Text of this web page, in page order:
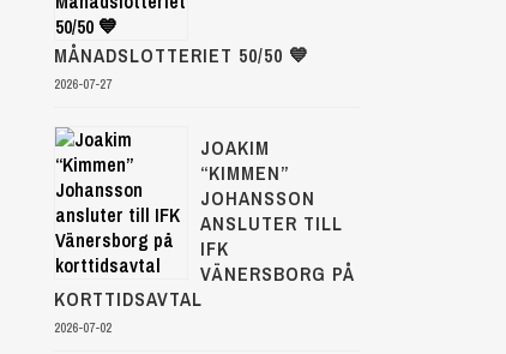
MÅNADSLOTTERIET 50/50 💙
2026-07-27
JOAKIM
“KIMMEN”
JOHANSSON
ANSLUTER TILL
IFK
VÄNERSBORG PÅ
KORTTIDSAVTAL
2026-07-02